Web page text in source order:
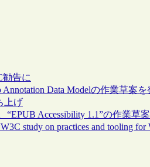
勧告に
Data Modelの作業草案を
上げ
“EPUB Accessibility 1.1”の作業草
study on practices and tooling for